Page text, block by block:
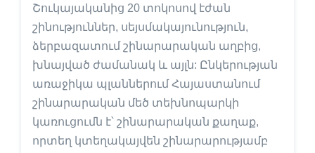
Շուկայականից 20 տոկոսով էժան
շինություններ, սեյսմակայունություն,
ձերբազատում շինարարական աղբից,
խնայված ժամանակ և այլն: Ընկերության
առաջիկա պլաններում Հայաստանում
շինարարական մեծ տեխնոպարկի
կառուցումն է՝ շինարարական քաղաք,
որտեղ կտեղակայվեն շինարարությամբ